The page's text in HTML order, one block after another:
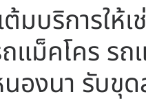
มบริการให้เ
แม็คโคร รถ
องนา รับขุ